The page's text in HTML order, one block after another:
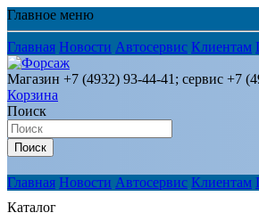
Главное меню
Главная Новости Автосервис Клиентам
Магазин +7 (4932) 93-44-41; сервис +7
Корзина
Поиск
Поиск
Главная Новости Автосервис Клиентам
Каталог